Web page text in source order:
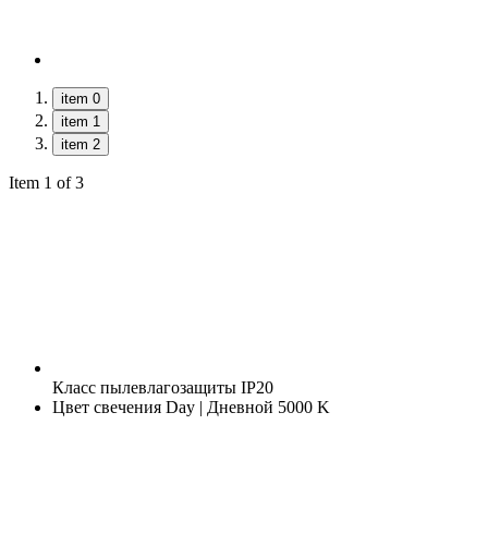
item 0
item 1
item 2
Item 1 of 3
Класс пылевлагозащиты IP20
Цвет свечения Day | Дневной 5000 K